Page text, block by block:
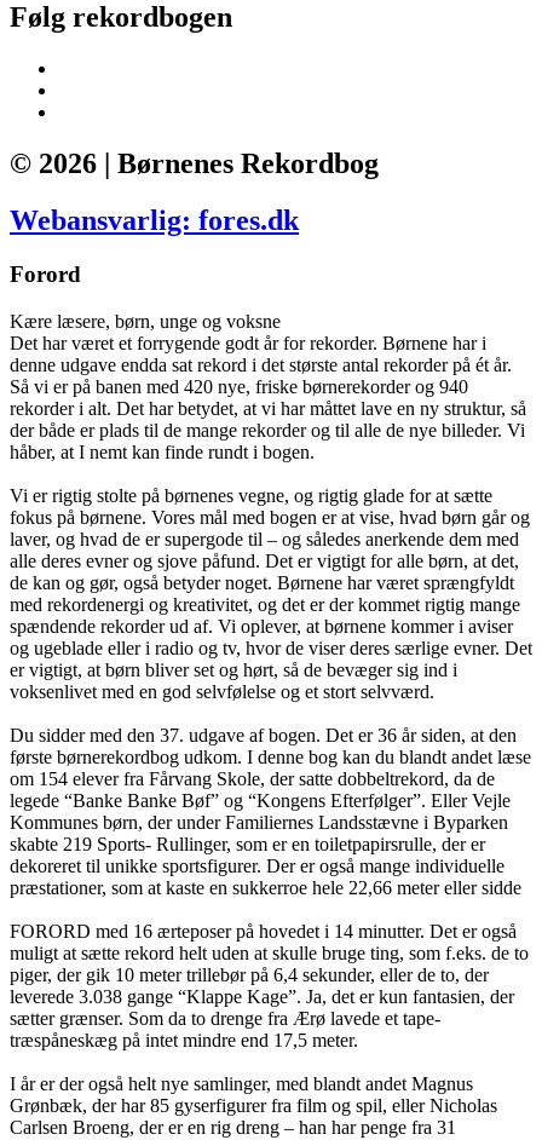
Følg rekordbogen
© 2026 | Børnenes Rekordbog
Webansvarlig: fores.dk
Forord
Kære læsere, børn, unge og voksne
Det har været et forrygende godt år for rekorder. Børnene har i
denne udgave endda sat rekord i det største antal rekorder på ét år.
Så vi er på banen med 420 nye, friske børnerekorder og 940
rekorder i alt. Det har betydet, at vi har måttet lave en ny struktur, så
der både er plads til de mange rekorder og til alle de nye billeder. Vi
håber, at I nemt kan finde rundt i bogen.
Vi er rigtig stolte på børnenes vegne, og rigtig glade for at sætte
fokus på børnene. Vores mål med bogen er at vise, hvad børn går og
laver, og hvad de er supergode til – og således anerkende dem med
alle deres evner og sjove påfund. Det er vigtigt for alle børn, at det,
de kan og gør, også betyder noget. Børnene har været sprængfyldt
med rekordenergi og kreativitet, og det er der kommet rigtig mange
spændende rekorder ud af. Vi oplever, at børnene kommer i aviser
og ugeblade eller i radio og tv, hvor de viser deres særlige evner. Det
er vigtigt, at børn bliver set og hørt, så de bevæger sig ind i
voksenlivet med en god selvfølelse og et stort selvværd.
Du sidder med den 37. udgave af bogen. Det er 36 år siden, at den
første børnerekordbog udkom. I denne bog kan du blandt andet læse
om 154 elever fra Fårvang Skole, der satte dobbeltrekord, da de
legede “Banke Banke Bøf” og “Kongens Efterfølger”. Eller Vejle
Kommunes børn, der under Familiernes Landsstævne i Byparken
skabte 219 Sports- Rullinger, som er en toiletpapirsrulle, der er
dekoreret til unikke sportsfigurer. Der er også mange individuelle
præstationer, som at kaste en sukkerroe hele 22,66 meter eller sidde
FORORD med 16 ærteposer på hovedet i 14 minutter. Det er også
muligt at sætte rekord helt uden at skulle bruge ting, som f.eks. de to
piger, der gik 10 meter trillebør på 6,4 sekunder, eller de to, der
leverede 3.038 gange “Klappe Kage”. Ja, det er kun fantasien, der
sætter grænser. Som da to drenge fra Ærø lavede et tape-
træspåneskæg på intet mindre end 17,5 meter.
I år er der også helt nye samlinger, med blandt andet Magnus
Grønbæk, der har 85 gyserfigurer fra film og spil, eller Nicholas
Carlsen Broeng, der er en rig dreng – han har penge fra 31